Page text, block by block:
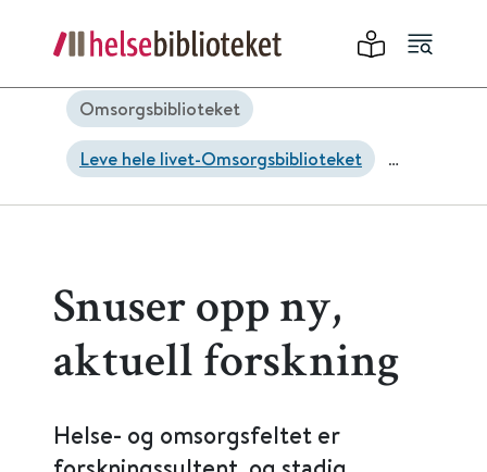
Omsorgsbiblioteket
Leve hele livet-Omsorgsbiblioteket
Ansatte-Omsorgsbiblioteket
Snuser opp ny,
aktuell forskning
Helse- og omsorgsfeltet er